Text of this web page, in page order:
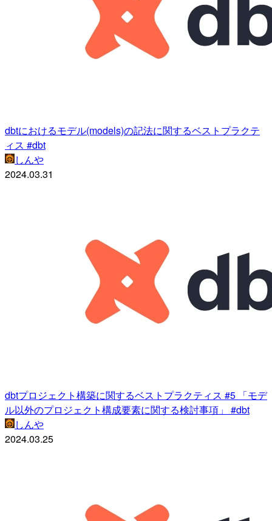
dbtにおけるモデル(models)の記法に関するベストプラクテ
ィス #dbt
しんや
2024.03.31
dbtプロジェクト構築に関するベストプラクティス #5 「モデ
ル以外のプロジェクト構成要素に関する検討事項」 #dbt
しんや
2024.03.25